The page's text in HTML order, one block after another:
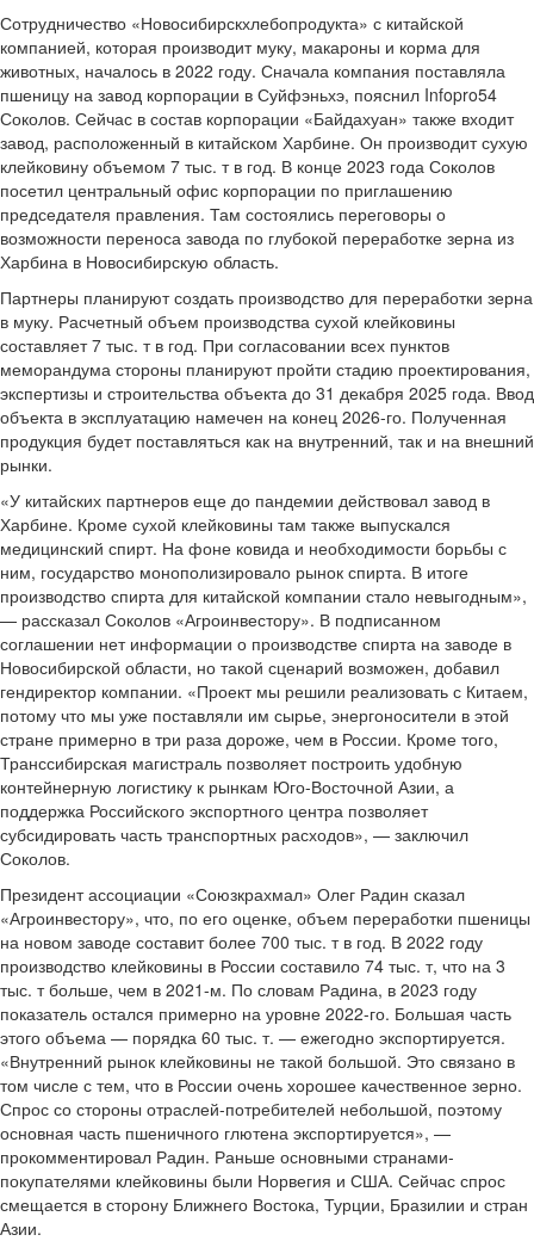
Сотрудничество «Новосибирскхлебопродукта» с китайской
компанией, которая производит муку, макароны и корма для
животных, началось в 2022 году. Сначала компания поставляла
пшеницу на завод корпорации в Суйфэньхэ, пояснил Infopro54
Соколов. Сейчас в состав корпорации «Байдахуан» также входит
завод, расположенный в китайском Харбине. Он производит сухую
клейковину объемом 7 тыс. т в год. В конце 2023 года Соколов
посетил центральный офис корпорации по приглашению
председателя правления. Там состоялись переговоры о
возможности переноса завода по глубокой переработке зерна из
Харбина в Новосибирскую область.
Партнеры планируют создать производство для переработки зерна
в муку. Расчетный объем производства сухой клейковины
составляет 7 тыс. т в год. При согласовании всех пунктов
меморандума стороны планируют пройти стадию проектирования,
экспертизы и строительства объекта до 31 декабря 2025 года. Ввод
объекта в эксплуатацию намечен на конец 2026-го. Полученная
продукция будет поставляться как на внутренний, так и на внешний
рынки.
«У китайских партнеров еще до пандемии действовал завод в
Харбине. Кроме сухой клейковины там также выпускался
медицинский спирт. На фоне ковида и необходимости борьбы с
ним, государство монополизировало рынок спирта. В итоге
производство спирта для китайской компании стало невыгодным»,
— рассказал Соколов «Агроинвестору». В подписанном
соглашении нет информации о производстве спирта на заводе в
Новосибирской области, но такой сценарий возможен, добавил
гендиректор компании. «Проект мы решили реализовать с Китаем,
потому что мы уже поставляли им сырье, энергоносители в этой
стране примерно в три раза дороже, чем в России. Кроме того,
Транссибирская магистраль позволяет построить удобную
контейнерную логистику к рынкам Юго-Восточной Азии, а
поддержка Российского экспортного центра позволяет
субсидировать часть транспортных расходов», — заключил
Соколов.
Президент ассоциации «Союзкрахмал» Олег Радин сказал
«Агроинвестору», что, по его оценке, объем переработки пшеницы
на новом заводе составит более 700 тыс. т в год. В 2022 году
производство клейковины в России составило 74 тыс. т, что на 3
тыс. т больше, чем в 2021-м. По словам Радина, в 2023 году
показатель остался примерно на уровне 2022-го. Большая часть
этого объема — порядка 60 тыс. т. — ежегодно экспортируется.
«Внутренний рынок клейковины не такой большой. Это связано в
том числе с тем, что в России очень хорошее качественное зерно.
Спрос со стороны отраслей-потребителей небольшой, поэтому
основная часть пшеничного глютена экспортируется», —
прокомментировал Радин. Раньше основными странами-
покупателями клейковины были Норвегия и США. Сейчас спрос
смещается в сторону Ближнего Востока, Турции, Бразилии и стран
Азии.